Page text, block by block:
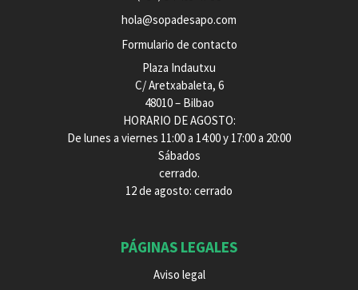
hola@sopadesapo.com
Formulario de contacto
Plaza Indautxu
C/ Aretxabaleta, 6
48010 – Bilbao
HORARIO DE AGOSTO:
De lunes a viernes 11:00 a 14:00 y 17:00 a 20:00
Sábados
cerrado.
12 de agosto: cerrado
PÁGINAS LEGALES
Aviso legal